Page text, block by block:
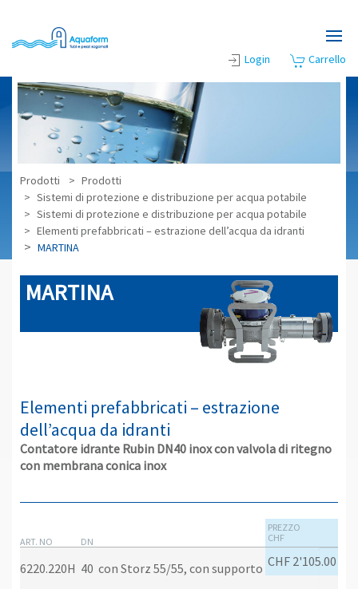
Skip to main content
Login Carrello
Prodotti
Prodotti
Sistemi di protezione e distribuzione per acqua potabile
Sistemi di protezione e distribuzione per acqua potabile
Elementi prefabbricati – estrazione dell’acqua da idranti
MARTINA
MARTINA
Elementi prefabbricati – estrazione
dell’acqua da idranti
Contatore idrante Rubin DN40 inox con valvola di ritegno
con membrana conica inox
ART. NO DN
PREZZO
CHF
6220.220H 40 con Storz 55/55, con supporto CHF 2'105.00